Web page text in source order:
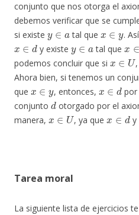
conjunto que nos otorga el
debemos verificar que se
si existe
y ∈a
tal que
x∈y
.
x ∈d
y existe
y∈a
tal que
x ∈
podemos concluir que si
x∈ U
Ahora bien, si tenemos un
que
x∈y
, entonces,
x ∈d
por
conjunto
d
otorgado por el
manera,
x∈U
, ya que
x ∈ d
y
Tarea moral
La siguiente lista de ejercicios